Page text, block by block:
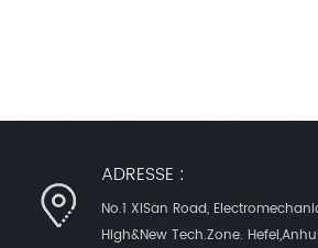
ADRESSE :
No.1 XiSan Road,
High&New Tech.Zone.